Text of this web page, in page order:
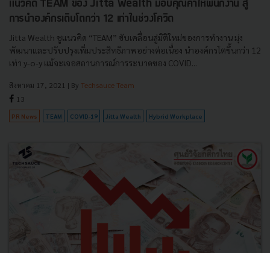
แนวคิด TEAM ของ Jitta Wealth มอบคุณค่าให้พนักงาน สู่
การนำองค์กรเติบโตกว่า 12 เท่าในช่วงโควิด
Jitta Wealth ชูแนวคิด “TEAM” ขับเคลื่อนสู่มิติใหม่ของการทำงาน มุ่ง
พัฒนาและปรับปรุงเพิ่มประสิทธิภาพอย่างต่อเนื่อง นำองค์กรโตขึ้นกว่า 12
เท่า y-o-y แม้จะเจอสถานการณ์การระบาดของ COVID...
สิงหาคม 17, 2021 | By Techsauce Team
13
PR News TEAM COVID-19 Jitta Wealth Hybrid Workplace